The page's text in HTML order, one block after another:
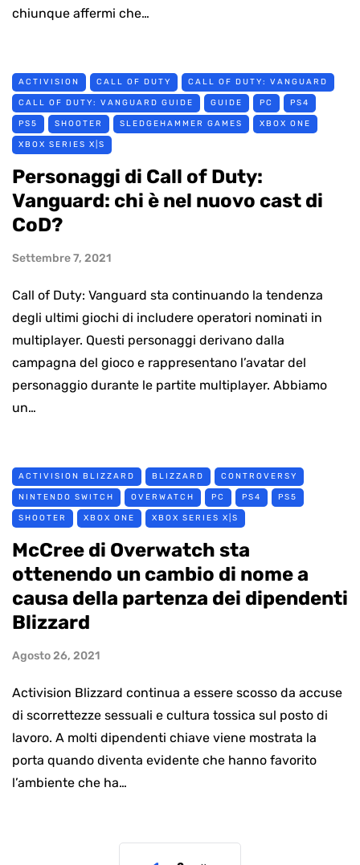
chiunque affermi che…
ACTIVISION CALL OF DUTY CALL OF DUTY: VANGUARD
CALL OF DUTY: VANGUARD GUIDE GUIDE PC PS4
PS5 SHOOTER SLEDGEHAMMER GAMES XBOX ONE
XBOX SERIES X|S
Personaggi di Call of Duty:
Vanguard: chi è nel nuovo cast di
CoD?
Settembre 7, 2021
Call of Duty: Vanguard sta continuando la tendenza
degli ultimi giochi di includere operatori nominati in
multiplayer. Questi personaggi derivano dalla
campagna del gioco e rappresentano l’avatar del
personaggio durante le partite multiplayer. Abbiamo
un…
ACTIVISION BLIZZARD BLIZZARD CONTROVERSY
NINTENDO SWITCH OVERWATCH PC PS4 PS5
SHOOTER XBOX ONE XBOX SERIES X|S
McCree di Overwatch sta
ottenendo un cambio di nome a
causa della partenza dei dipendenti
Blizzard
Agosto 26, 2021
Activision Blizzard continua a essere scosso da accuse
di scorrettezze sessuali e cultura tossica sul posto di
lavoro. A molti dipendenti chiave viene mostrata la
porta quando diventa evidente che hanno favorito
l’ambiente che ha…